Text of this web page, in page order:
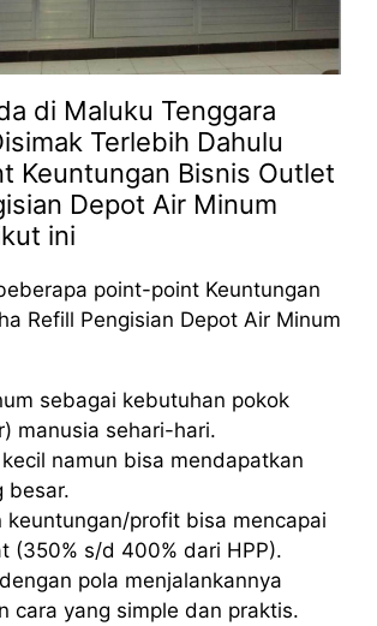
di Maluku Tenggara
Terlebih Dahulu
Keuntungan Bisnis Outlet
Depot Air Minum
ini
point-point Keuntungan
Refill Pengisian Depot Air Minum
sebagai kebutuhan pokok
manusia sehari-hari.
namun bisa mendapatkan
besar.
keuntungan/profit bisa mencapai
(350% s/d 400% dari HPP).
pola menjalankannya
cara yang simple dan praktis.